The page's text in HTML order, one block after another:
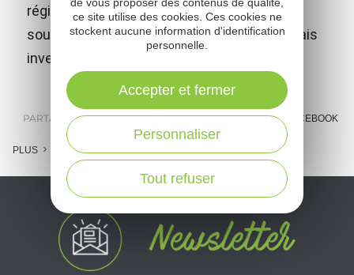
région et celle de l'histoire de l'exploration
sous-marine, en hommage aux 2 espalionnais
inventeurs du scaphandre autonome.
PARTAGER : E-MAIL MESSENGER FACEBOOK
PLUS
ce site utilise des cookies. Ces cookies ne
stockent aucune information d'identification
personnelle.
Tout refuser
Personnaliser
Accepter et fermer